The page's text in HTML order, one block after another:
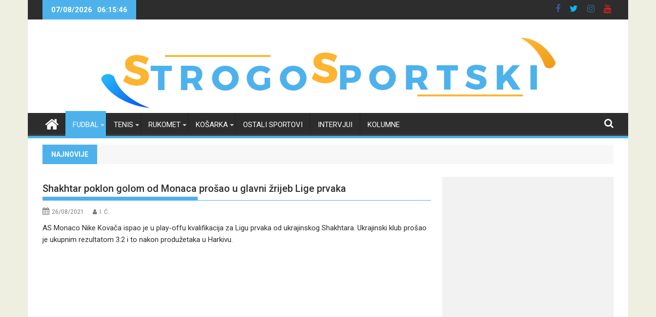
07/08/2026 06:15:47
FUDBAL TENIS RUKOMET KOŠARKA OSTALI SPORTOVI INTERVJUI KOLUMNE
NAJNOVIJE
Shakhtar poklon golom od Monaca prošao u glavni žrijeb Lige prvaka
26/08/2021 I. Ć.
AS Monaco Nike Kovača ispao je u play-offu kvalifikacija za Ligu prvaka od ukrajinskog Shakhtara. Ukrajinski klub prošao
je ukupnim rezultatom 3:2 i to nakon produžetaka u Harkivu.